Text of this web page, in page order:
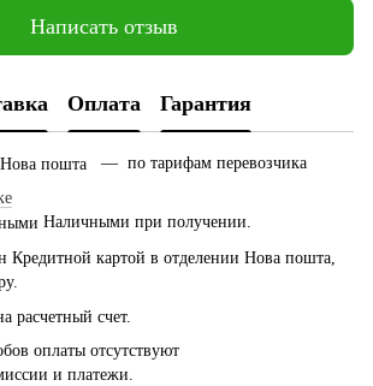
Написать отзыв
Оплата Гарантия
— по тарифам перевозчика
Наличными при получении.
Кредитной картой в отделении Нова пошта,
расчетный счет.
оплаты отсутствуют
и платежи.